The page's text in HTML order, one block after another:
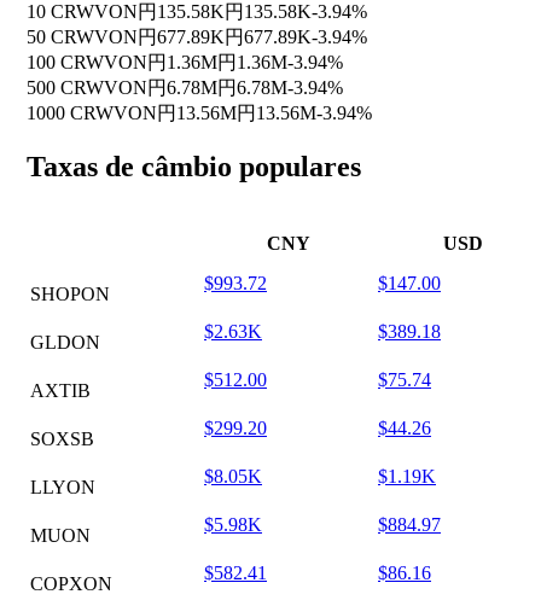
10 CRWVON円135.58K円135.58K-3.94%
50 CRWVON円677.89K円677.89K-3.94%
100 CRWVON円1.36M円1.36M-3.94%
500 CRWVON円6.78M円6.78M-3.94%
1000 CRWVON円13.56M円13.56M-3.94%
Taxas de câmbio populares
CNY USD
SHOPON
$993.72 $147.00
GLDON
$2.63K $389.18
AXTIB
$512.00 $75.74
SOXSB
$299.20 $44.26
LLYON
$8.05K $1.19K
MUON
$5.98K $884.97
COPXON
$582.41 $86.16